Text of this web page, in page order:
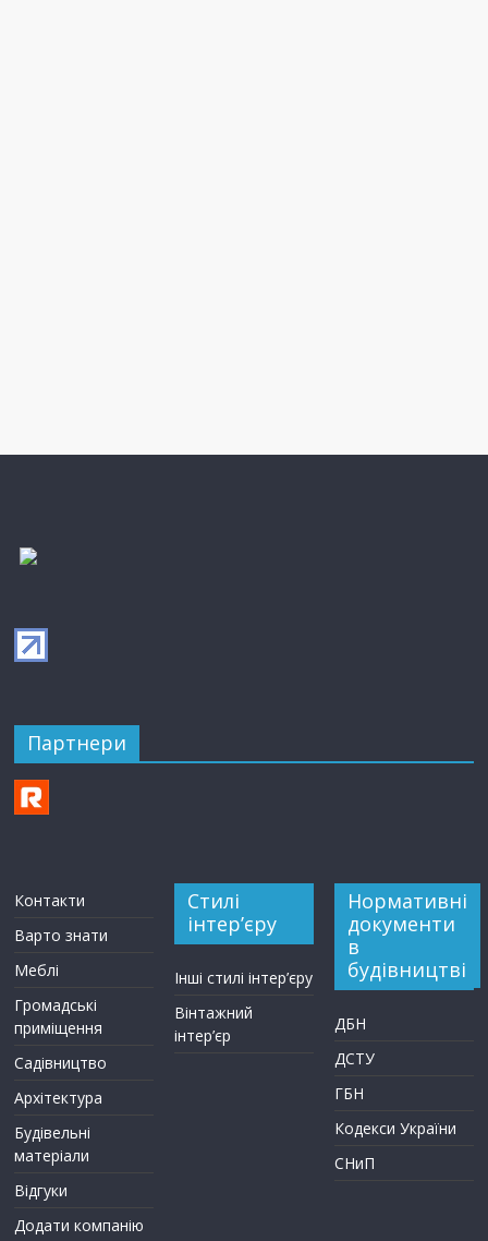
Партнери
Контакти
Варто знати
Меблі
Громадські
приміщення
Садівництво
Архітектура
Будівельні
матеріали
Відгуки
Додати компанію
Стилі
інтер’єру
Інші стилі інтер’єру
Вінтажний
інтер’єр
Нормативні
документи
в
будівництві
ДБН
ДСТУ
ГБН
Кодекси України
СНиП